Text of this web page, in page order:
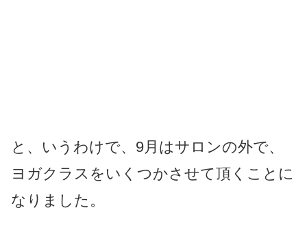
と、いうわけで、9月はサロンの外で、
ヨガクラスをいくつかさせて頂くことに
なりました。